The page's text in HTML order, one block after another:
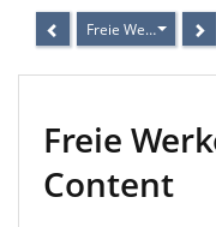
Freie Werke und
Freie
Content